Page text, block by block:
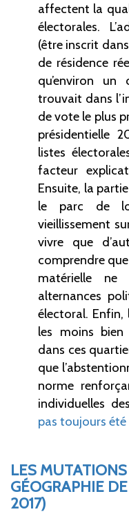
affectent la
électorales.
(être inscrit
de résidence
qu’environ
trouvait dans
de vote le plus
présidentielle
listes
facteur
Ensuite, la
le parc de
vieillissement
vivre que
comprendre
matérielle
alternances
électoral.
les moins bien
dans ces
que
norme
individuelles
pas toujours été
LES
GÉOGRAPHIE
2017)